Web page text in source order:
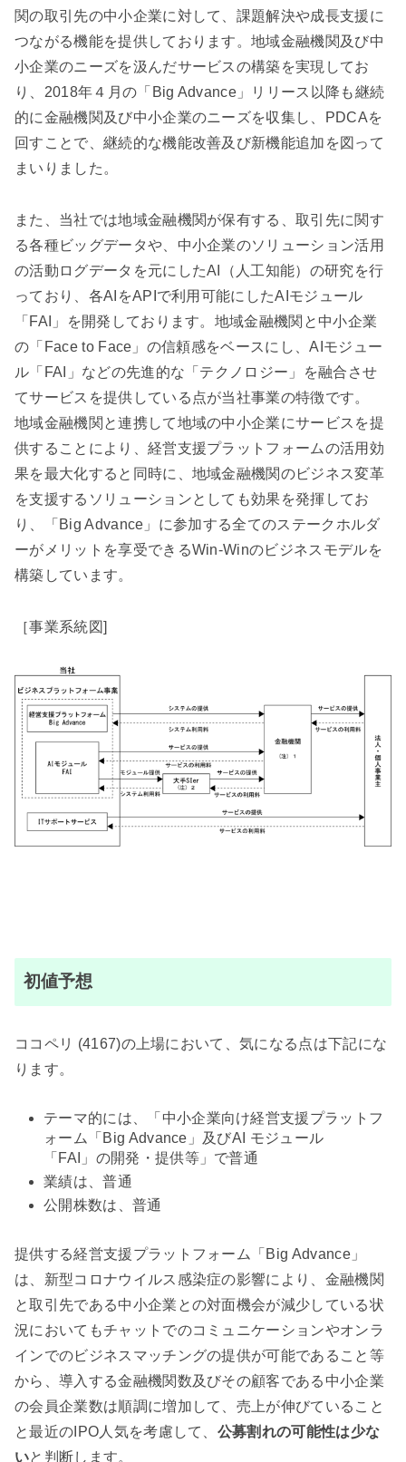
関の取引先の中小企業に対して、課題解決や成長支援に
つながる機能を提供しております。地域金融機関及び中
小企業のニーズを汲んだサービスの構築を実現してお
り、2018年４月の「Big Advance」リリース以降も継続
的に金融機関及び中小企業のニーズを収集し、PDCAを
回すことで、継続的な機能改善及び新機能追加を図って
まいりました。
また、当社では地域金融機関が保有する、取引先に関す
る各種ビッグデータや、中小企業のソリューション活用
の活動ログデータを元にしたAI（人工知能）の研究を行
っており、各AIをAPIで利用可能にしたAIモジュール
「FAI」を開発しております。地域金融機関と中小企業
の「Face to Face」の信頼感をベースにし、AIモジュー
ル「FAI」などの先進的な「テクノロジー」を融合させ
てサービスを提供している点が当社事業の特徴です。
地域金融機関と連携して地域の中小企業にサービスを提
供することにより、経営支援プラットフォームの活用効
果を最大化すると同時に、地域金融機関のビジネス変革
を支援するソリューションとしても効果を発揮してお
り、「Big Advance」に参加する全てのステークホルダ
ーがメリットを享受できるWin-Winのビジネスモデルを
構築しています。
［事業系統図]
初値予想
ココペリ (4167)の上場において、気になる点は下記にな
ります。
テーマ的には、「中小企業向け経営支援プラットフ
ォーム「Big Advance」及びAI モジュール
「FAI」の開発・提供等」で普通
業績は、普通
公開株数は、普通
提供する経営支援プラットフォーム「Big Advance」
は、新型コロナウイルス感染症の影響により、金融機関
と取引先である中小企業との対面機会が減少している状
況においてもチャットでのコミュニケーションやオンラ
インでのビジネスマッチングの提供が可能であること等
から、導入する金融機関数及びその顧客である中小企業
の会員企業数は順調に増加して、売上が伸びていること
と最近のIPO人気を考慮して、 公募割れの可能性は少な
いと判断します。